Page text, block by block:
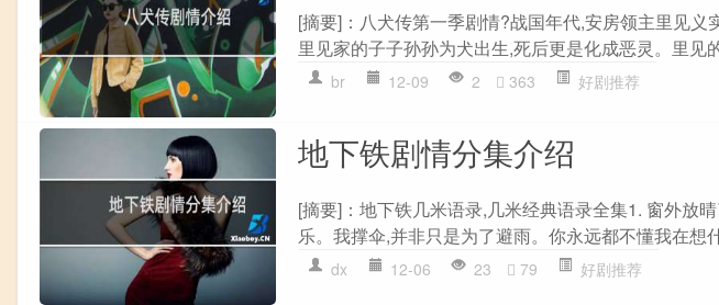
[摘要]：八犬传第一季剧情?战国年代,安房领主里见
里见家的子子孙孙为犬出生,死后更是化成恶灵。里见
br 12-09 2 363 好剧推荐
地下铁剧情分集介绍
[摘要]：地下铁几米语录,几米经典语录全集1. 窗外放
乐。我撑伞,并非只是为了避雨。你永远都不懂我在想
dx 12-06 23 79 好剧推荐